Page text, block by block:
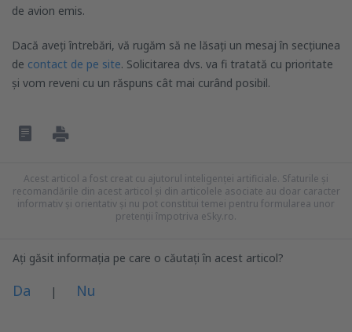
de avion emis.
Dacă aveți întrebări, vă rugăm să ne lăsați un mesaj în secțiunea
de contact de pe site. Solicitarea dvs. va fi tratată cu prioritate
și vom reveni cu un răspuns cât mai curând posibil.
Acest articol a fost creat cu ajutorul inteligenței artificiale. Sfaturile și
recomandările din acest articol și din articolele asociate au doar caracter
informativ și orientativ și nu pot constitui temei pentru formularea unor
pretenții împotriva eSky.ro.
Ați găsit informația pe care o căutați în acest articol?
Da | Nu